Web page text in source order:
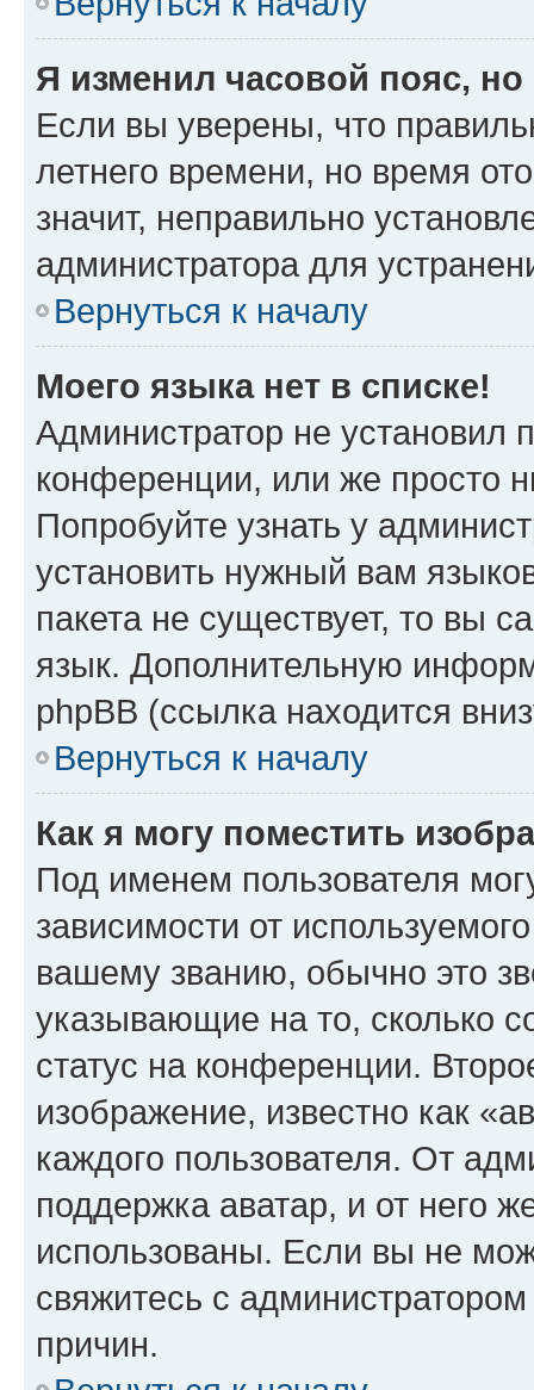
Я изменил часовой пояс,
Если вы уверены, что
летнего времени, но время
значит, неправильно
администратора для
Вернуться к началу
Моего языка нет в списке!
Администратор не установил
конференции, или же просто
Попробуйте узнать у
установить нужный вам
пакета не существует, то вы
язык. Дополнительную
phpBB (ссылка находится
Вернуться к началу
Как я могу поместить
Под именем пользователя
зависимости от
вашему званию, обычно это
указывающие на то, сколько
статус на конференции.
изображение, известно как
каждого пользователя. От
поддержка аватар, и от него
использованы. Если вы не
свяжитесь с
причин.